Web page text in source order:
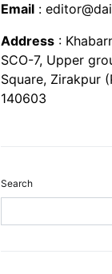
Email :
Address :
SCO-7, Upper
Square, Zirakpur
140603
Search